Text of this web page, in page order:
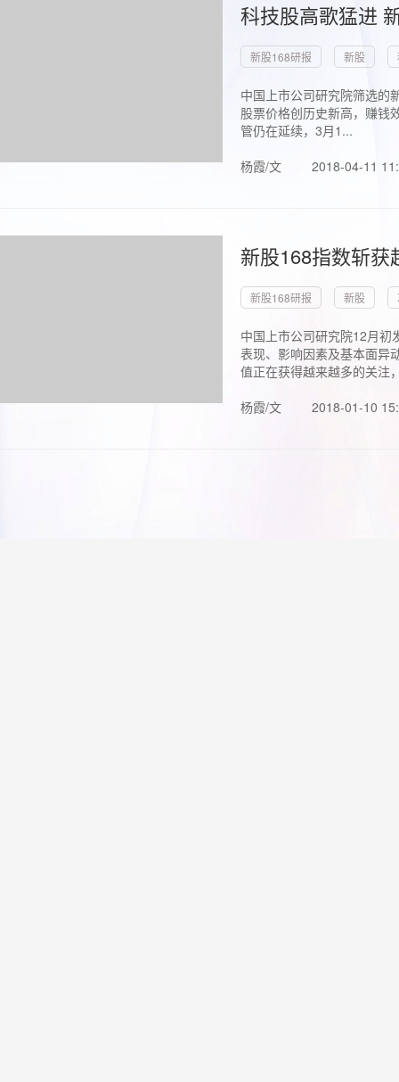
科技股高歌猛进
新股168研报 新股
中国上市公司研究院筛选的
股票价格创历史新高，赚钱
管仍在延续，3月1...
杨霞/文
2018-04-11
新股168指数斩
新股168研报 新股
中国上市公司研究院12月初
表现、影响因素及基本面异
值正在获得越来越多的关注
杨霞/文
2018-01-10